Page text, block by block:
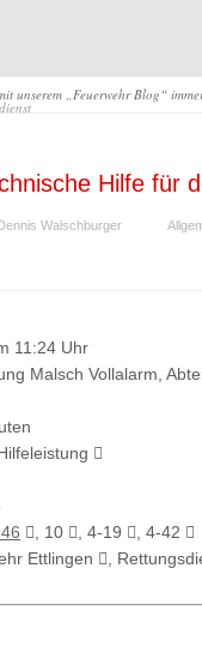
unserem „Feuerwehr Blog“
Hilfe für
Walschburger
11:24 Uhr
Malsch Vollalarm,
, 10 , 4-19
, 4-42
Ettlingen ,